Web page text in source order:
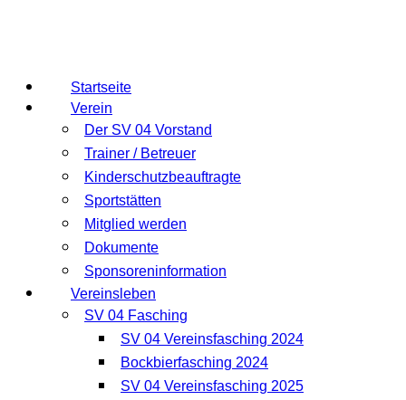
Startseite
Verein
Der SV 04 Vorstand
Trainer / Betreuer
Kinderschutzbeauftragte
Sportstätten
Mitglied werden
Dokumente
Sponsoreninformation
Vereinsleben
SV 04 Fasching
SV 04 Vereinsfasching 2024
Bockbierfasching 2024
SV 04 Vereinsfasching 2025